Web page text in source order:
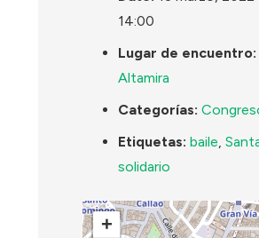
14:00
Lugar de encuentro:
Altamira
Categorías:
Etiquetas: baile,
solidario
+